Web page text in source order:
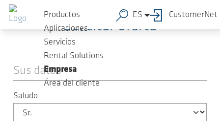
Saltar al contenido principal
Productos
Aplicaciones
Servicios
Rental Solutions
Empresa
Área del cliente
ES CustomerNet
Solicitar oferta
Sus datos
Saludo